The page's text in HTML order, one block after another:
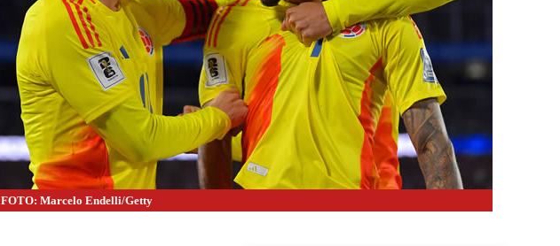
FOTO: Marcelo Endelli/Getty